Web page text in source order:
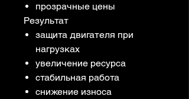
прозрачные цены
Результат
защита двигателя при
нагрузках
увеличение ресурса
стабильная работа
снижение износа